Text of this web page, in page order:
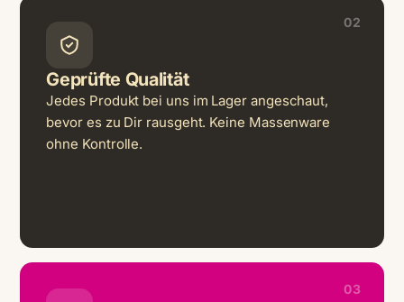
02
Geprüfte Qualität
Jedes Produkt bei uns im Lager angeschaut,
bevor es zu Dir rausgeht. Keine Massenware
ohne Kontrolle.
03